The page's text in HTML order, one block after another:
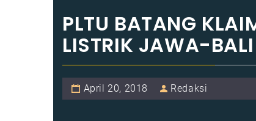
PLTU BATANG
LISTRIK JAWA-BALI
April 20, 2018 Redaksi